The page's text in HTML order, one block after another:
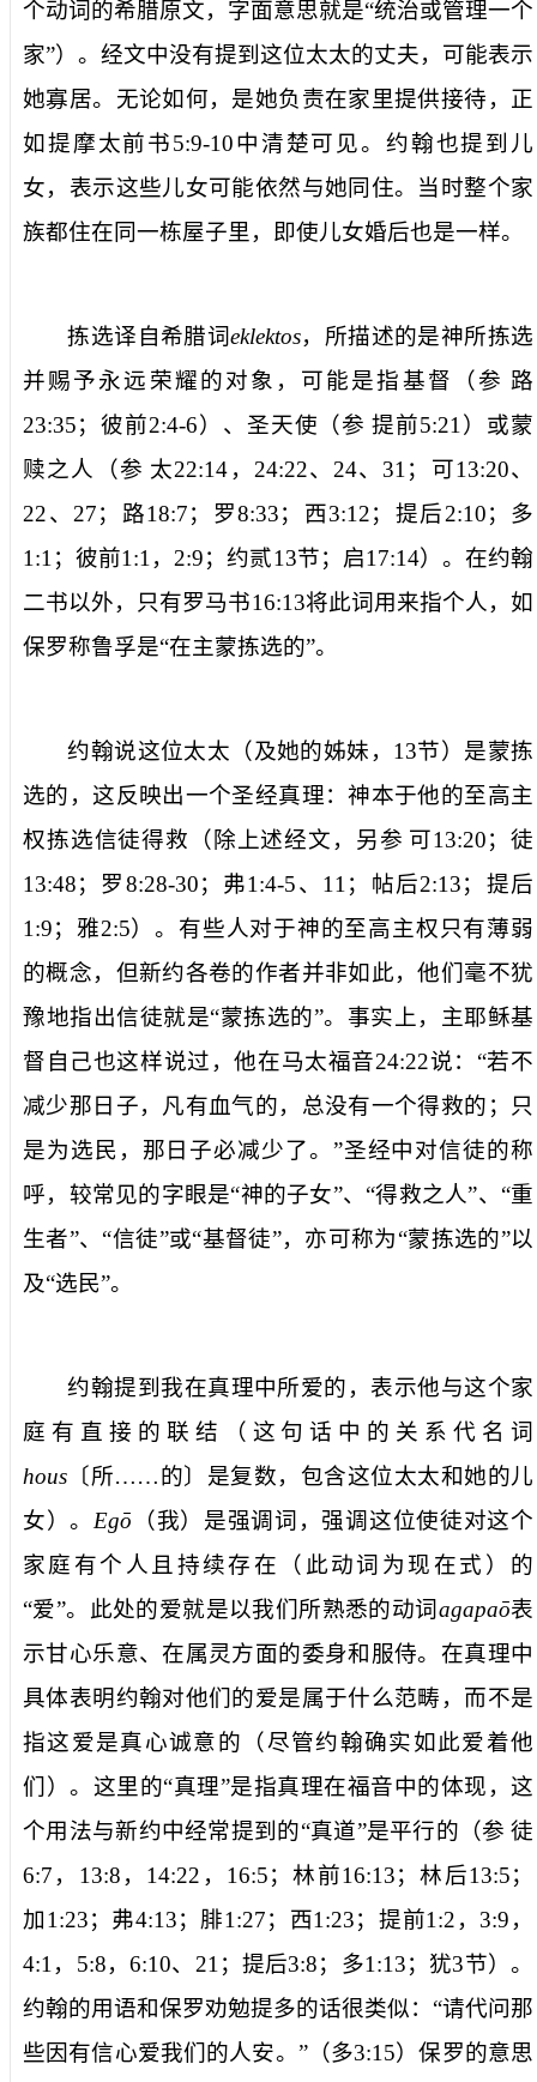
个动词的希腊原文，字面意思就是“统治或管理一个
家”）。经文中没有提到这位太太的丈夫，可能表示
她寡居。无论如何，是她负责在家里提供接待，正
如提摩太前书5:9-10中清楚可见。约翰也提到 儿
女，表示这些儿女可能依然与她同住。当时整个家
族都住在同一栋屋子里，即使儿女婚后也是一样。
拣选译自希腊词eklektos，所描述的是神所拣选
并赐予永远荣耀的对象，可能是指基督（参 路
23:35；彼前2:4-6）、圣天使（参 提前5:21 ）或蒙
赎之人（参 太22:14 ， 24:22、 24、 31 ；可13:20、
22、 27；路18:7；罗8:33；西3:12；提后2:10；多
1:1 ；彼前1:1 ， 2:9；约贰13节；启17:14）。在约翰
二书以外，只有罗马书16:13将此词用来指个人，如
保罗称鲁孚是“在主蒙拣选的”。
约翰说这位太太（及她的姊妹， 13节）是蒙拣
选的 ，这反映出一个圣经真理：神本于他的至高主
权拣选信徒得救（除上述经文，另参 可13:20；徒
13:48；罗8:28-30；弗1:4-5、 11 ；帖后2:13；提后
1:9；雅2:5）。有些人对于神的至高主权只有薄弱
的概念，但新约各卷的作者并非如此，他们毫不犹
豫地指出信徒就是“蒙拣选的”。事实上，主耶稣基
督自己也这样说过，他在马太福音24:22说：“若不
减少那日子，凡有血气的，总没有一个得救的；只
是为选民，那日子必减少了。 ”圣经中对信徒的称
呼，较常见的字眼是“神的子女”、“得救之人”、“重
生者”、“信徒”或“基督徒”，亦可称为“蒙拣选的”以
及“选民”。
约翰提到 我在真理中所爱的 ，表示他与这个家
庭有直接的联结（这句话中的关系代名词
hous 〔所……的〕是复数，包含这位太太和她的儿
女）。 Egō （我）是强调词，强调这位使徒对这个
家庭有个人且持续存在（此动词为现在式）的
“爱”。此处的爱就是以我们所熟悉的动词agapaō表
示甘心乐意、在属灵方面的委身和服侍。 在真理中
具体表明约翰对他们的爱是属于什么范畴，而不是
指这爱是真心诚意的（尽管约翰确实如此爱着他
们）。这里的“真理”是指真理在福音中的体现，这
个用法与新约中经常提到的“真道”是平行的（参 徒
6:7 ， 13:8 ， 14:22 ， 16:5；林前16:13；林后13:5；
加1:23；弗4:13；腓1:27；西1:23；提前1:2 ， 3:9 ，
4:1 ， 5:8， 6:10、 21 ；提后3:8；多1:13；犹3节）。
约翰的用语和保罗劝勉提多的话很类似：“请代问那
些因有信心爱我们的人安。 ”（多3:15）保罗的意思